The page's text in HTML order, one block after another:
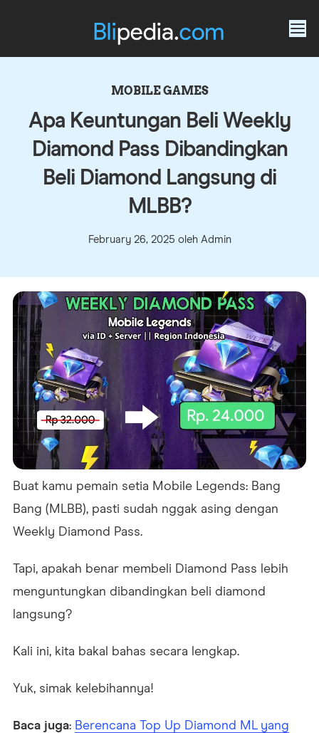
MOBILE GAMES
Apa Keuntungan Beli Weekly
Diamond Pass Dibandingkan
Beli Diamond Langsung di
MLBB?
February 26, 2025 oleh Admin
Buat kamu pemain setia Mobile Legends: Bang
Bang (MLBB), pasti sudah nggak asing dengan
Weekly Diamond Pass.
Tapi, apakah benar membeli Diamond Pass lebih
menguntungkan dibandingkan beli diamond
langsung?
Kali ini, kita bakal bahas secara lengkap.
Yuk, simak kelebihannya!
Baca juga: Berencana Top Up Diamond ML yang